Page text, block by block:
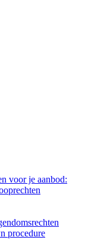
voor je aanbod:
procedure